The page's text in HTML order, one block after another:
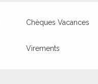
Chèques Vacances
Virements